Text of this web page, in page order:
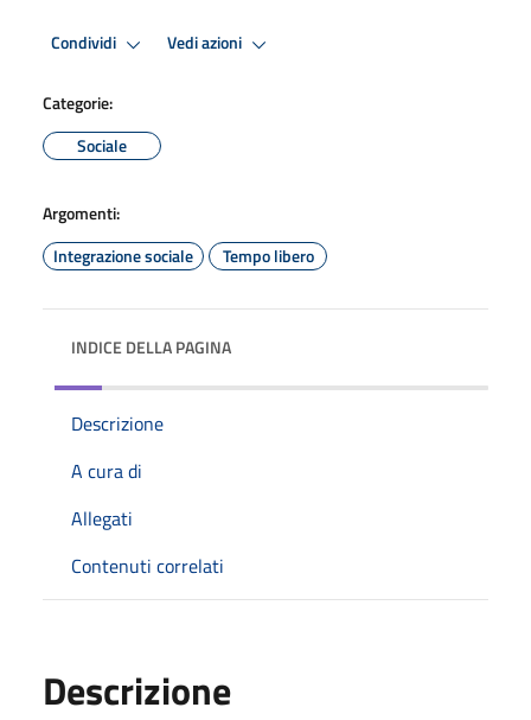
Condividi Vedi azioni
Categorie:
Sociale
Argomenti:
Integrazione sociale
Tempo libero
INDICE DELLA PAGINA
Descrizione
A cura di
Allegati
Contenuti correlati
Descrizione